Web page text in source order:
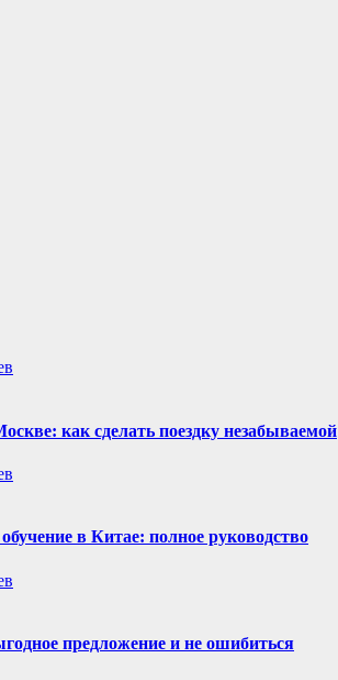
как сделать поездку незабываемой
в Китае: полное руководство
предложение и не ошибиться